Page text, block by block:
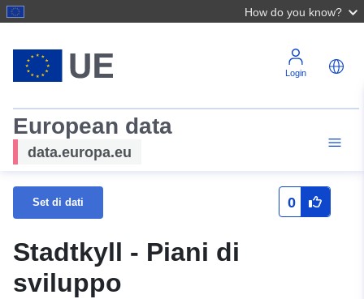
How do you know?
Login
European data
data.europa.eu
Set di dati 0
Stadtkyll - Piani di
sviluppo